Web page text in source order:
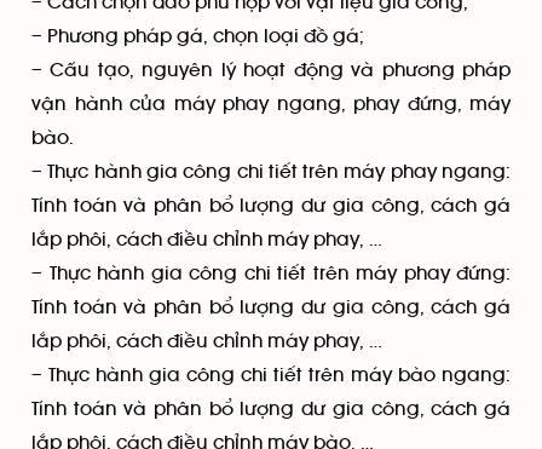
– Phương pháp gá, chọn loại đồ gá;
– Cấu tạo, nguyên lý hoạt động và phương pháp
vận hành của máy phay ngang, phay đứng, máy
bào.
– Thực hành gia công chi tiết trên máy phay ngang:
Tính toán và phân bổ lượng dư gia công, cách gá
lắp phôi, cách điều chỉnh máy phay, …
– Thực hành gia công chi tiết trên máy phay đứng:
Tính toán và phân bổ lượng dư gia công, cách gá
lắp phôi, cách điều chỉnh máy phay, …
– Thực hành gia công chi tiết trên máy bào ngang:
Tính toán và phân bổ lượng dư gia công, cách gá
lắp phôi, cách điều chỉnh máy bào, …